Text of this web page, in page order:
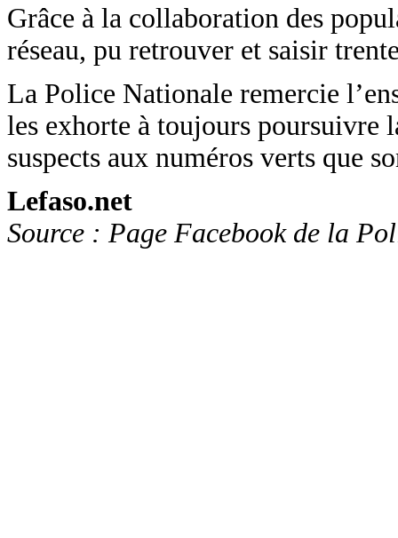
Grâce à la collaboration des
réseau, pu retrouver et saisir
La Police Nationale remercie
les exhorte à toujours poursuivre
suspects aux numéros verts que
Lefaso.net
Source : Page Facebook de la